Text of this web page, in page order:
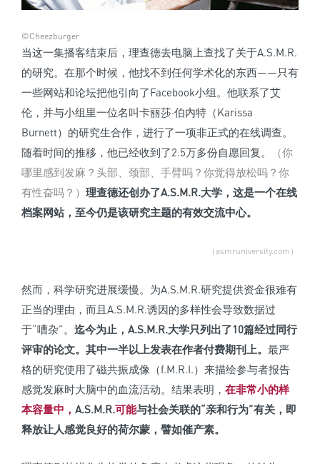
©Cheezburger
当这一集播客结束后，理查德去电脑上查找了关于A.S.M.R.
的研究。在那个时候，他找不到任何学术化的东西——只有
一些网站和论坛把他引向了Facebook小组。他联系了艾
伦，并与小组里一位名叫卡丽莎·伯内特（Karissa
Burnett）的研究生合作，进行了一项非正式的在线调查。
随着时间的推移，他已经收到了2.5万多份自愿回复。
（你
哪里感到发麻？头部、颈部、手臂吗？你觉得放松吗？你
有性奋吗？） 理查德还创办了A.S.M.R.大学，这是一个在线
档案网站，至今仍是该研究主题的有效交流中心。
（asmruniversity.com）
然而，科学研究进展缓慢。为A.S.M.R.研究提供资金很难有
正当的理由，而且A.S.M.R.诱因的多样性会导致数据过
于“嘈杂”。 迄今为止，A.S.M.R.大学只列出了10篇经过同行
评审的论文。 其中一半以上发表在作者付费期刊上。 最严
格的研究使用了磁共振成像（f.M.R.I.）来描绘参与者报告
感觉发麻时大脑中的血流活动。结果表明， 在非常小的样
本容量中， A.S.M.R.可能与社会关联的“亲和行为”有关，即
释放让人感觉良好的荷尔蒙，譬如催产素。